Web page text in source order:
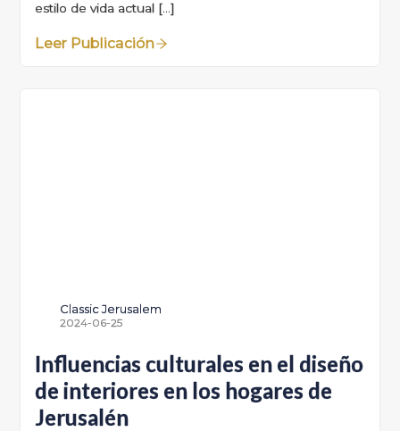
estilo de vida actual […]
Leer Publicación
Classic Jerusalem
2024-06-25
Influencias culturales en el diseño
de interiores en los hogares de
Jerusalén